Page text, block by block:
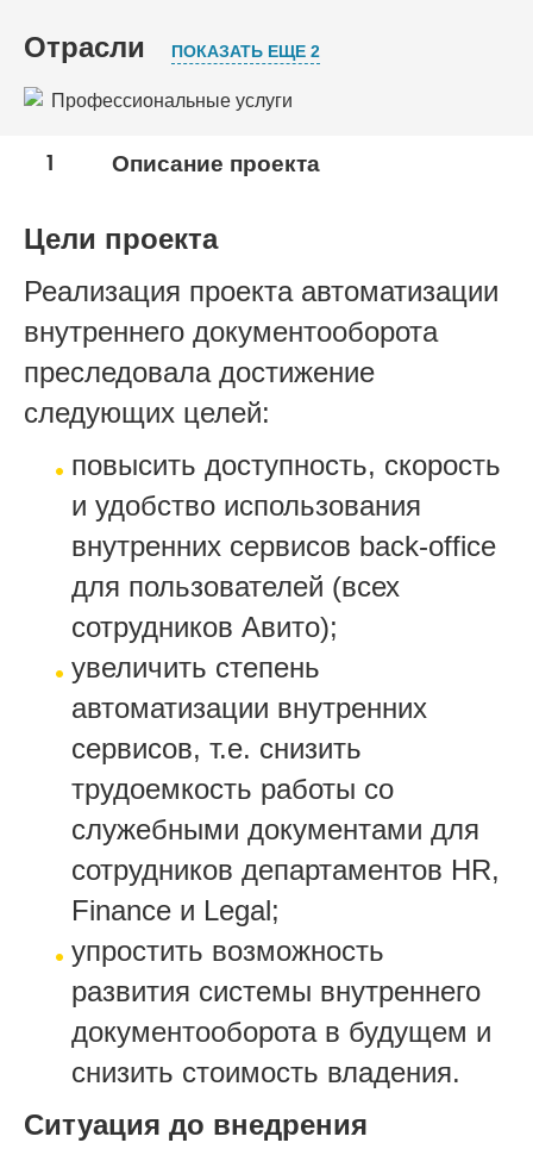
Отрасли ПОКАЗАТЬ ЕЩЕ 2
Профессиональные услуги
ИТ-услуги, телекоммуникации, интернет, связь
1 Описание проекта
Цели проекта
Реализация проекта автоматизации
внутреннего документооборота
преследовала достижение
следующих целей:
повысить доступность, скорость
и удобство использования
внутренних сервисов back-office
для пользователей (всех
сотрудников Авито);
увеличить степень
автоматизации внутренних
сервисов, т.е. снизить
трудоемкость работы со
служебными документами для
сотрудников департаментов HR,
Finance и Legal;
упростить возможность
развития системы внутреннего
документооборота в будущем и
снизить стоимость владения.
Ситуация до внедрения